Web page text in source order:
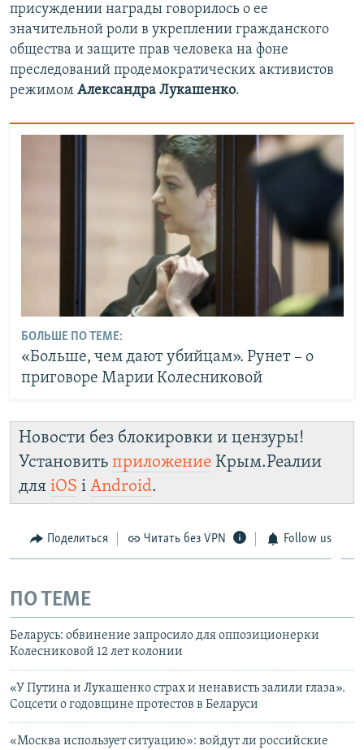
присуждении награды говорилось о ее
значительной роли в укреплении гражданского
общества и защите прав человека на фоне
преследований продемократических активистов
режимом Александра Лукашенко.
БОЛЬШЕ ПО ТЕМЕ:
«Больше, чем дают убийцам». Рунет – о
приговоре Марии Колесниковой
Новости без блокировки и цензуры!
Установить приложение Крым.Реалии
для iOS і Android.
Поделиться Читать без VPN Follow us
ПО ТЕМЕ
Беларусь: обвинение запросило для оппозиционерки
Колесниковой 12 лет колонии
«У Путина и Лукашенко страх и ненависть залили глаза».
Соцсети о годовщине протестов в Беларуси
«Москва использует ситуацию»: войдут ли российские